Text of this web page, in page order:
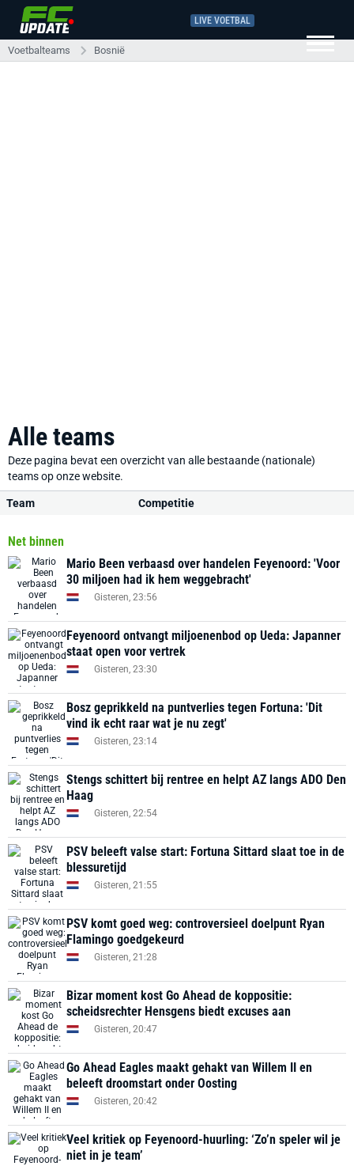
LIVE VOETBAL
Voetbalteams Bosnië
Alle teams
Deze pagina bevat een overzicht van alle bestaande (nationale)
teams op onze website.
Team Competitie
Net binnen
Mario Been verbaasd over handelen Feyenoord: 'Voor
30 miljoen had ik hem weggebracht'
Gisteren, 23:56
Feyenoord ontvangt miljoenenbod op Ueda: Japanner
staat open voor vertrek
Gisteren, 23:30
Bosz geprikkeld na puntverlies tegen Fortuna: 'Dit
vind ik echt raar wat je nu zegt'
Gisteren, 23:14
Stengs schittert bij rentree en helpt AZ langs ADO Den
Haag
Gisteren, 22:54
PSV beleeft valse start: Fortuna Sittard slaat toe in de
blessuretijd
Gisteren, 21:55
PSV komt goed weg: controversieel doelpunt Ryan
Flamingo goedgekeurd
Gisteren, 21:28
Bizar moment kost Go Ahead de koppositie:
scheidsrechter Hensgens biedt excuses aan
Gisteren, 20:47
Go Ahead Eagles maakt gehakt van Willem II en
beleeft droomstart onder Oosting
Gisteren, 20:42
Veel kritiek op Feyenoord-huurling: ‘Zo’n speler wil je
niet in je team’